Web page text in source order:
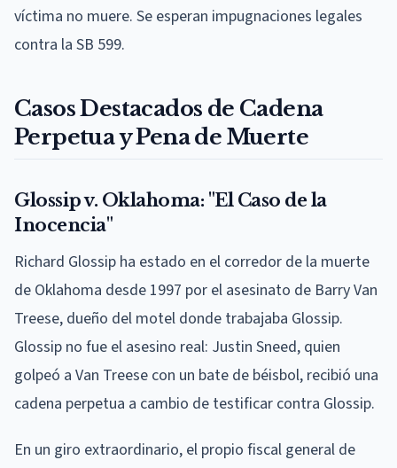
víctima no muere. Se esperan impugnaciones legales
contra la SB 599.
Casos Destacados de Cadena
Perpetua y Pena de Muerte
Glossip v. Oklahoma: "El Caso de la
Inocencia"
Richard Glossip ha estado en el corredor de la muerte
de Oklahoma desde 1997 por el asesinato de Barry Van
Treese, dueño del motel donde trabajaba Glossip.
Glossip no fue el asesino real: Justin Sneed, quien
golpeó a Van Treese con un bate de béisbol, recibió una
cadena perpetua a cambio de testificar contra Glossip.
En un giro extraordinario, el propio fiscal general de